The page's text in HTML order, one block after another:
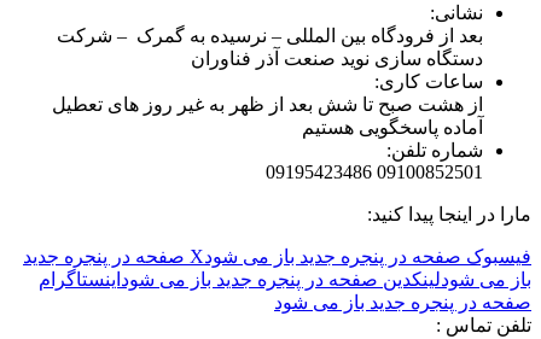
نشانی:
بعد از فرودگاه بین المللی – نرسیده به گمرک – شرکت
دستگاه سازی نوید صنعت آذر فناوران
ساعات کاری:
از هشت صبح تا شش بعد از ظهر به غیر روز های تعطیل
آماده پاسخگویی هستیم
شماره تلفن:
09100852501 09195423486
مارا در اینجا پیدا کنید:
فیسبوک صفحه در پنجره جدید باز می شود
X صفحه در پنجره جدید
باز می شودلینکدین صفحه در پنجره جدید باز می شود اینستاگرام
صفحه در پنجره جدید باز می شود
تلفن تماس :